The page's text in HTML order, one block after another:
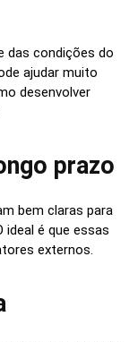
das condições do
ajudar muito
desenvolver
prazo
bem claras para
ideal é que essas
externos.